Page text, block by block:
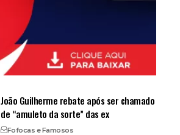
João Guilherme rebate após ser chamado
de “amuleto da sorte” das ex
Fofocas e Famosos